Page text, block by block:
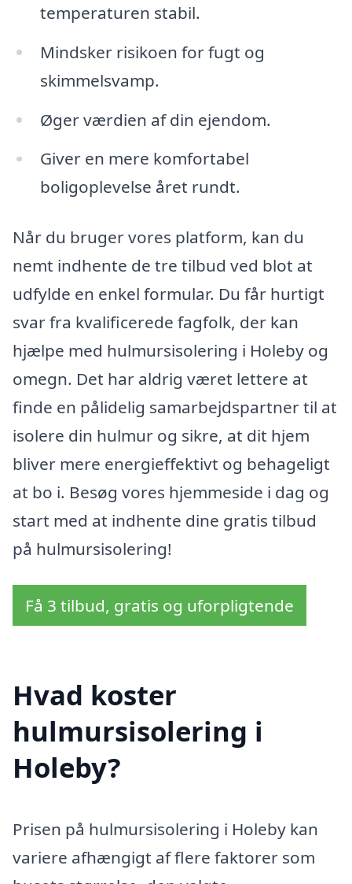
temperaturen stabil.
Mindsker risikoen for fugt og
skimmelsvamp.
Øger værdien af din ejendom.
Giver en mere komfortabel
boligoplevelse året rundt.
Når du bruger vores platform, kan du
nemt indhente de tre tilbud ved blot at
udfylde en enkel formular. Du får hurtigt
svar fra kvalificerede fagfolk, der kan
hjælpe med hulmursisolering i Holeby og
omegn. Det har aldrig været lettere at
finde en pålidelig samarbejdspartner til at
isolere din hulmur og sikre, at dit hjem
bliver mere energieffektivt og behageligt
at bo i. Besøg vores hjemmeside i dag og
start med at indhente dine gratis tilbud
på hulmursisolering!
Få 3 tilbud, gratis og uforpligtende
Hvad koster
hulmursisolering i
Holeby?
Prisen på hulmursisolering i Holeby kan
variere afhængigt af flere faktorer som